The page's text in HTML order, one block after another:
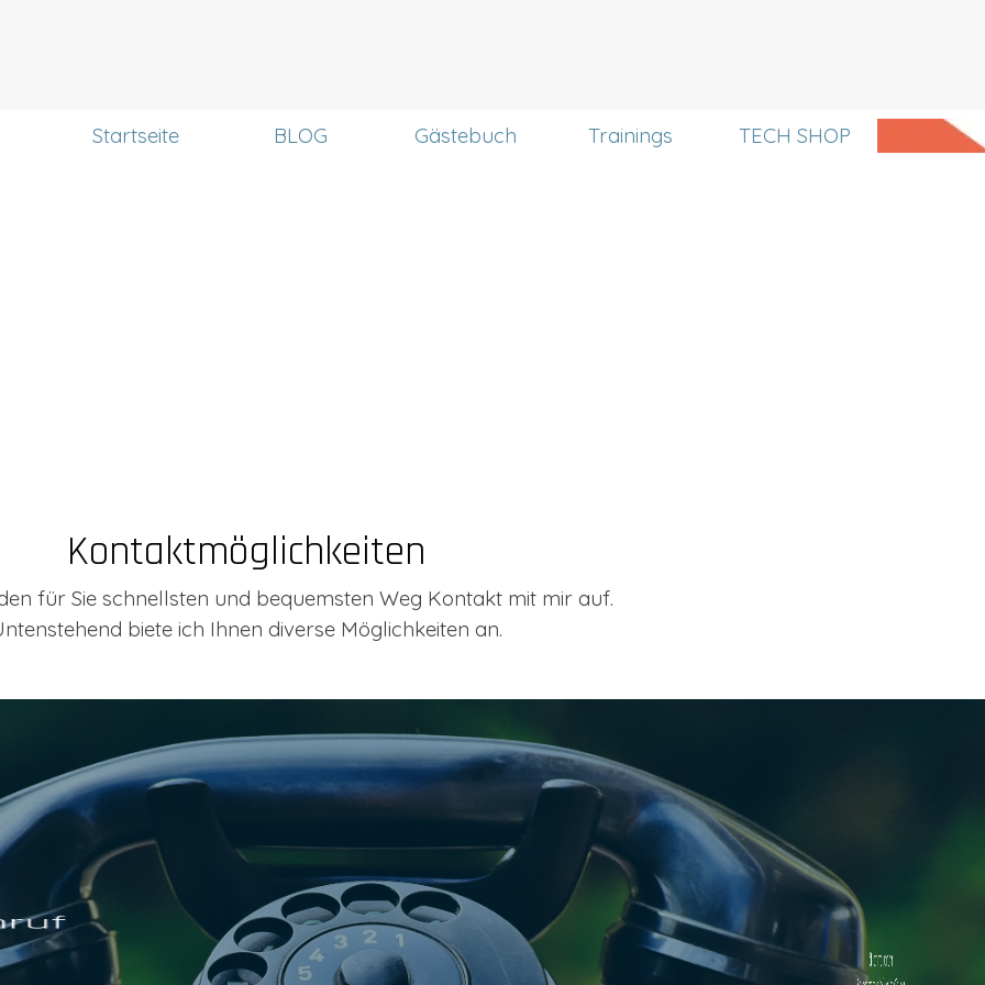
Menü überspringen
Startseite BLOG Gästebuch Trainings TECH SHOP
Kontaktmöglichkeiten
für Sie schnellsten und bequemsten Weg Kontakt mit mir auf.
biete ich Ihnen diverse Möglichkeiten an.
Whats App
von Ihnen. Schreiben Sie mir über Whats App, ich antworte innerhalb von 24 Stunden.